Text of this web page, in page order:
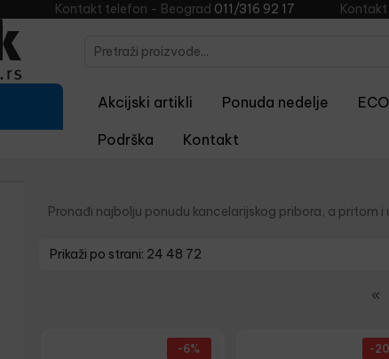
Kontakt telefon - Beograd 011/316 92 17
Akcijski artikli Ponuda nedelje
Podrška Kontakt
Pronađi najbolju ponudu kancelarijskog pribora, a pritom i
Prikaži po strani: 24 48 72
«
-6% -